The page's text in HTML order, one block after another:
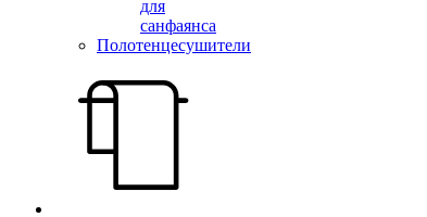
для
санфаянса
Полотенцесушители